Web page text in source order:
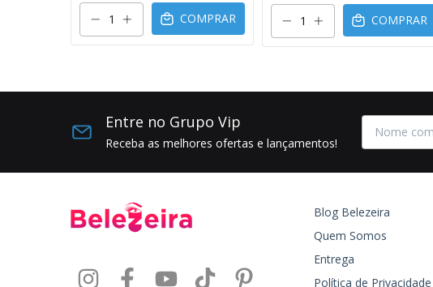
COMPRAR COMPRAR
Entre no Grupo Vip
Receba as melhores ofertas e lançamentos!
Blog Belezeira
Quem Somos
Entrega
Política de Privacidade